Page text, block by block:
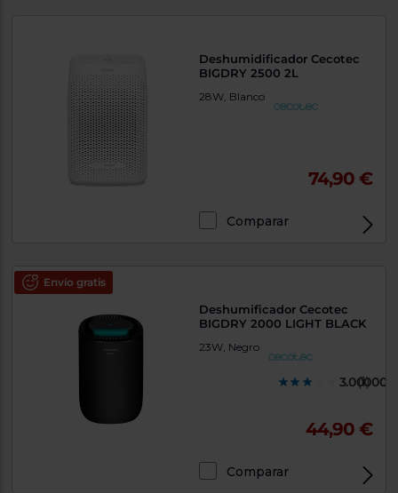
Deshumidificador Cecotec
BIGDRY 2500 2L
28W, Blanco
74,90 €
Comparar
Envío gratis
Deshumificador Cecotec
BIGDRY 2000 LIGHT BLACK
23W, Negro
(1)
44,90 €
Comparar